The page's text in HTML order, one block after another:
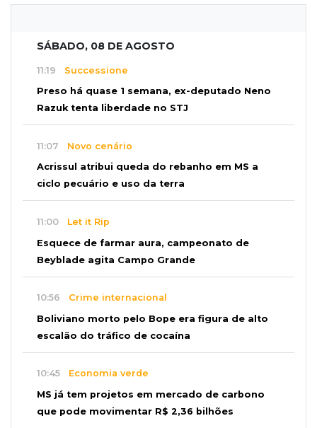
SÁBADO, 08 DE AGOSTO
11:19 Successione
Preso há quase 1 semana, ex-deputado Neno
Razuk tenta liberdade no STJ
11:07 Novo cenário
Acrissul atribui queda do rebanho em MS a
ciclo pecuário e uso da terra
11:00 Let it Rip
Esquece de farmar aura, campeonato de
Beyblade agita Campo Grande
10:56 Crime internacional
Boliviano morto pelo Bope era figura de alto
escalão do tráfico de cocaína
10:45 Economia verde
MS já tem projetos em mercado de carbono
que pode movimentar R$ 2,36 bilhões